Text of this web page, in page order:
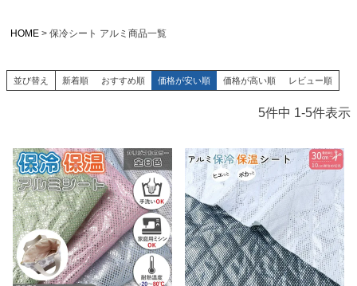
HOME 保冷シート アルミ商品一覧
並び替え 新着順 おすすめ順 価格が安い順 価格が高い順 レビュー順
5件中 1-5件表示